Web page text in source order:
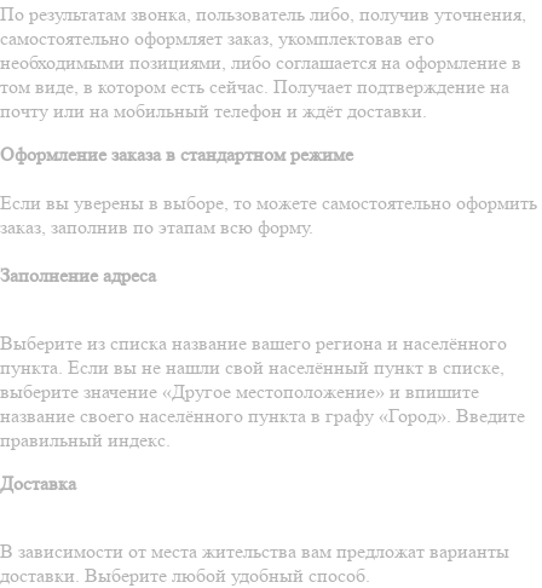
По результатам звонка, пользователь либо, получив уточнения,
самостоятельно оформляет заказ, укомплектовав его
необходимыми позициями, либо соглашается на оформление в
том виде, в котором есть сейчас. Получает подтверждение на
почту или на мобильный телефон и ждёт доставки.
Оформление заказа в стандартном режиме
Если вы уверены в выборе, то можете самостоятельно оформить
заказ, заполнив по этапам всю форму.
Заполнение адреса
Выберите из списка название вашего региона и населённого
пункта. Если вы не нашли свой населённый пункт в списке,
выберите значение «Другое местоположение» и впишите
название своего населённого пункта в графу «Город». Введите
правильный индекс.
Доставка
В зависимости от места жительства вам предложат варианты
доставки. Выберите любой удобный способ.